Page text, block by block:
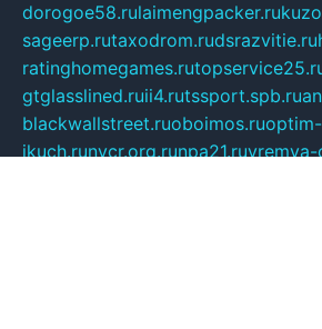
dorogoe58.rulaimengpacker.ru
sageerp.rutaxodrom.rudsrazvitie.ru
ratinghomegames.ru
gtglasslined.ruii4.rutssport.spb.ru
blackwallstreet.ruoboimos.ru
ikuch.runycr.org.runpa21.ruvremya-